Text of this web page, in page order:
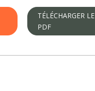
TÉLÉCHARGER LE
PDF